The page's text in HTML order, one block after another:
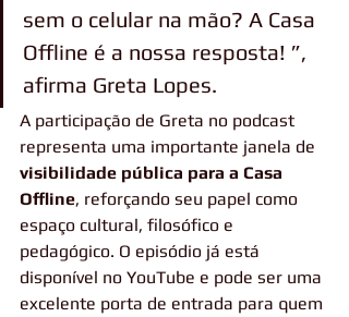
sem o celular na mão? A Casa
Offline é a nossa resposta! ”,
afirma Greta Lopes.
A participação de Greta no podcast
representa uma importante janela de
visibilidade pública para a Casa
Offline, reforçando seu papel como
espaço cultural, filosófico e
pedagógico. O episódio já está
disponível no YouTube e pode ser uma
excelente porta de entrada para quem